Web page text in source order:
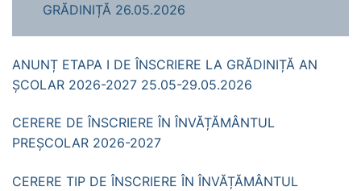
GRĂDINIȚĂ 26.05.2026
ANUNȚ ETAPA I DE ÎNSCRIERE LA GRĂDINIȚĂ AN
ȘCOLAR 2026-2027 25.05-29.05.2026
CERERE DE ÎNSCRIERE ÎN ÎNVĂȚĂMÂNTUL
PREȘCOLAR 2026-2027
CERERE TIP DE ÎNSCRIERE ÎN ÎNVĂȚĂMÂNTUL